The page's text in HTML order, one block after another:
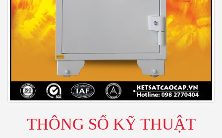
THÔNG SỐ KỸ THUẬT